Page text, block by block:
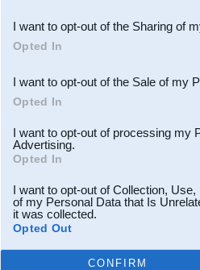
Downstream Participants
third parties.
I want to opt-out of the Sharing of
Opted In
I want to opt-out of the Sale of my
Opted In
I want to opt-out of processing my
Advertising.
Opted In
I want to opt-out of Collection,
of my Personal Data that Is
it was collected.
Opted Out
CONFIRM